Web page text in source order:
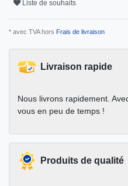
Liste de souhaits
* avec TVA hors Frais de livraison
Livraison rapide
Nous livrons rapidement.
vous en peu de temps !
Produits de qualité